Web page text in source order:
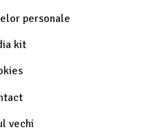
personale
kit
vechi